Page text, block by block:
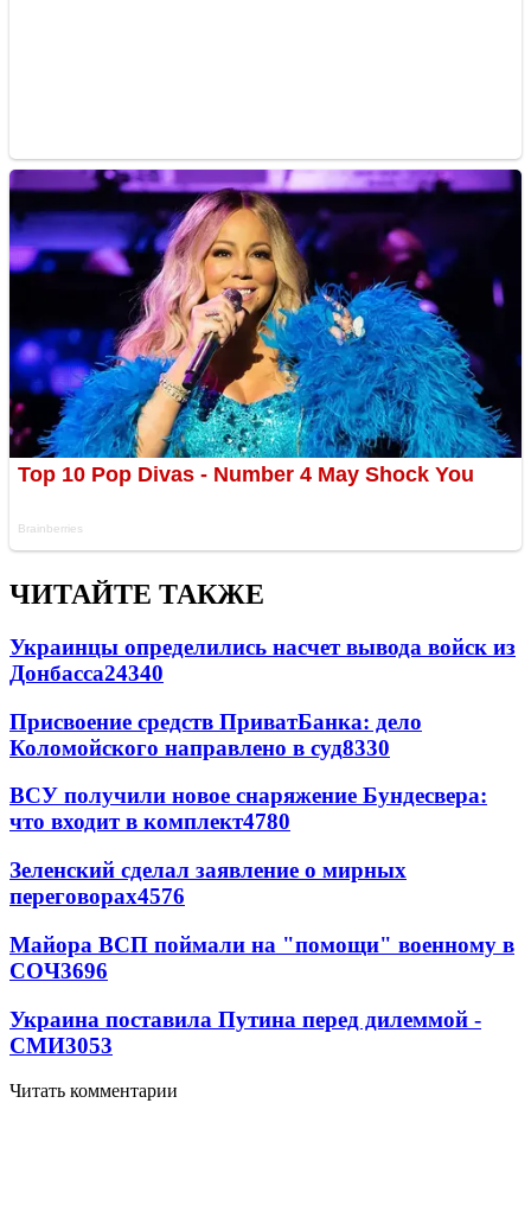
ЧИТАЙТЕ ТАКЖЕ
Украинцы определились насчет вывода войск из
Донбасса24340
Присвоение средств ПриватБанка: дело
Коломойского направлено в суд8330
ВСУ получили новое снаряжение Бундесвера:
что входит в комплект4780
Зеленский сделал заявление о мирных
переговорах4576
Майора ВСП поймали на "помощи" военному в
СОЧ3696
Украина поставила Путина перед дилеммой -
СМИ3053
Читать комментарии